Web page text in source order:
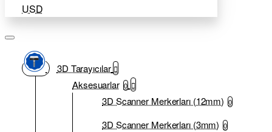
USD
3D Tarayıcılar
Aksesuarlar 0
3D Scanner Merkerları (12mm) 0
3D Scanner Merkerları (3mm) 0